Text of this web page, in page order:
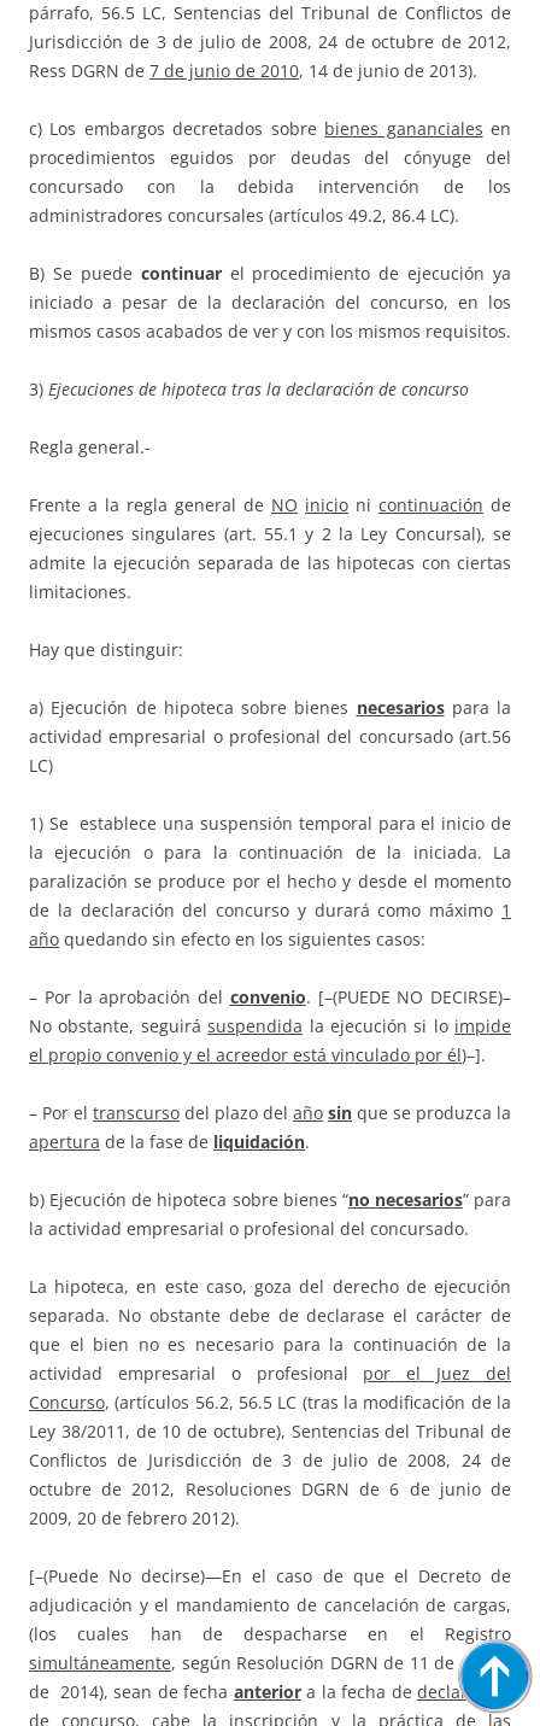
párrafo, 56.5 LC, Sentencias del Tribunal de Conflictos de
Jurisdicción de 3 de julio de 2008, 24 de octubre de 2012,
Ress DGRN de 7 de junio de 2010, 14 de junio de 2013).
c) Los embargos decretados sobre bienes gananciales en
procedimientos eguidos por deudas del cónyuge del
concursado con la debida intervención de los
administradores concursales (artículos 49.2, 86.4 LC).
B) Se puede continuarel procedimiento de ejecución ya
iniciado a pesar de la declaración del concurso, en los
mismos casos acabados de ver y con los mismos requisitos.
3) Ejecuciones de hipoteca tras la declaración de concurso
Regla general.-
Frente a la regla general de NO inicio ni continuación de
ejecuciones singulares (art. 55.1 y 2 la Ley Concursal), se
admite la ejecución separada de las hipotecas con ciertas
limitaciones.
Hay que distinguir:
a) Ejecución de hipoteca sobre bienes necesariospara la
actividad empresarial o profesional del concursado (art.56
LC)
1) Se establece una suspensión temporal para el inicio de
la ejecución o para la continuación de la iniciada. La
paralización se produce por el hecho y desde el momento
de la declaración del concurso y durará como máximo 1
año quedando sin efecto en los siguientes casos:
– Por la aprobación del convenio. [–(PUEDE NO DECIRSE)–
No obstante, seguirásuspendida la ejecución si lo impide
el propio convenio y el acreedor está vinculado por él)–].
– Por el transcurso del plazo del año sin que se produzca la
apertura de la fase de liquidación.
b) Ejecución de hipoteca sobre bienes “no necesarios” para
la actividad empresarial o profesional del concursado.
La hipoteca, en este caso, goza del derecho de ejecución
separada. No obstante debe de declarase el carácter de
que el bien no es necesario para la continuación de la
actividad empresarial o profesional por el Juez del
Concurso, (artículos 56.2, 56.5 LC (tras la modificación de la
Ley 38/2011, de 10 de octubre), Sentencias del Tribunal de
Conflictos de Jurisdicción de 3 de julio de 2008, 24 de
octubre de 2012, Resoluciones DGRN de 6 de junio de
2009, 20 de febrero 2012).
[–(Puede No decirse)—En el caso de que el Decreto de
adjudicación y el mandamiento de cancelación de cargas,
(los cuales han de despacharse en el Registro
simultáneamente, según Resolución DGRN de 11 de marzo
de 2014), sean de fecha anteriora la fecha dedeclaración
de concurso, cabe la inscripción y la práctica de las